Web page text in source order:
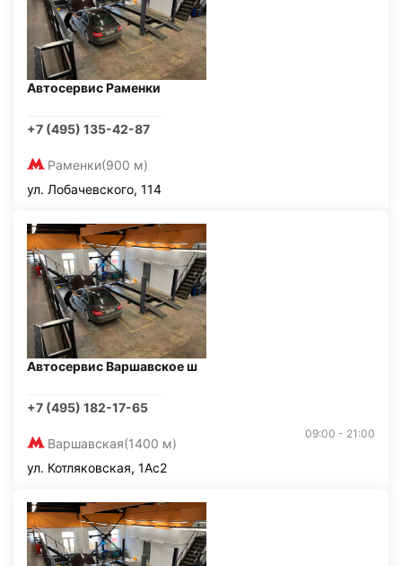
Автосервис Раменки
+7 (495) 135-42-87
Раменки(900 м)
ул. Лобачевского, 114
Автосервис Варшавское ш
+7 (495) 182-17-65
Варшавская(1400 м)
09:00 - 21:00
ул. Котляковская, 1Ас2